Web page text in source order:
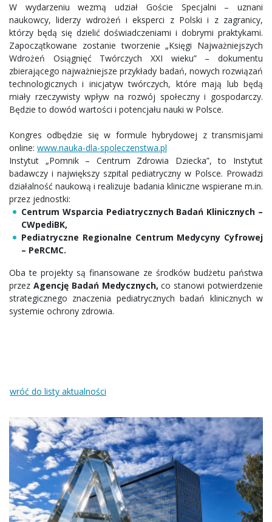
W wydarzeniu wezmą udział Goście Specjalni – uznani
naukowcy, liderzy wdrożeń i eksperci z Polski i z zagranicy,
którzy będą się dzielić doświadczeniami i dobrymi praktykami.
Zapoczątkowane zostanie tworzenie „Księgi Najważniejszych
Wdrożeń Osiągnięć Twórczych XXI wieku” – dokumentu
zbierającego najważniejsze przykłady badań, nowych rozwiązań
technologicznych i inicjatyw twórczych, które mają lub będą
miały rzeczywisty wpływ na rozwój społeczny i gospodarczy.
Będzie to dowód wartości i potencjału nauki w Polsce.
Kongres odbędzie się w formule hybrydowej z transmisjami
online: www.nauka-dla-spoleczenstwa.pl
Instytut „Pomnik – Centrum Zdrowia Dziecka”, to Instytut
badawczy i największy szpital pediatryczny w Polsce. Prowadzi
działalność naukową i realizuje badania kliniczne wspierane m.in.
przez jednostki:
Centrum Wsparcia Pediatrycznych Badań Klinicznych –
CWpediBK,
Pediatryczne Regionalne Centrum Medycyny Cyfrowej
– PeRCMC.
Oba te projekty są finansowane ze środków budżetu państwa
przez Agencję Badań Medycznych,co stanowi potwierdzenie
strategicznego znaczenia pediatrycznych badań klinicznych w
systemie ochrony zdrowia.
wróć do listy aktualności